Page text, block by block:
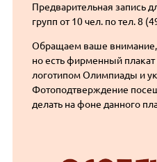
Предварительная запись
групп от 10 чел. по тел. 8
Обращаем ваше внимание,
но есть фирменный
логотипом Олимпиады и
Фотоподтверждение
делать на фоне данного